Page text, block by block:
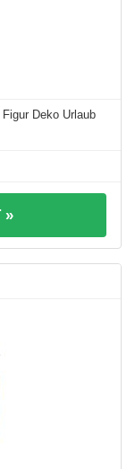
Deko Urlaub
»